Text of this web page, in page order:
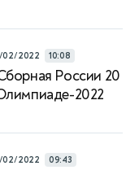
02/2022 10:08
России 20
2022
02/2022 09:43